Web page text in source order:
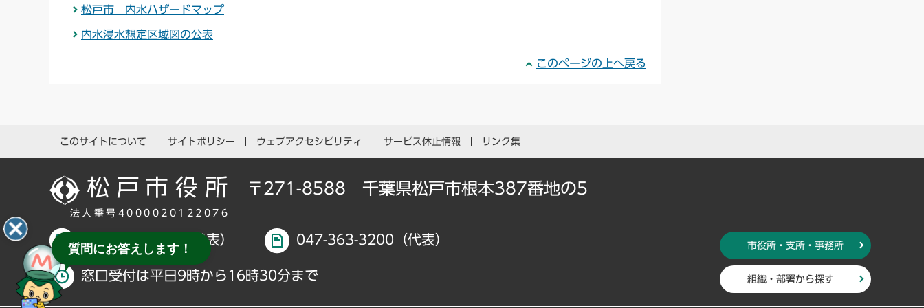
松戸市 内水ハザードマップ
内水浸水想定区域図の公表
このページの上へ戻る
このサイトについて サイトポリシー ウェブアクセシビリティ サービス休止情報 リンク集
法人番号4000020122076
〒271-8588 千葉県松戸市根本387番地の5
047-366-1111（代表） 047-363-3200（代表）
窓口受付は平日9時から16時30分まで
市役所・支所・事務所
組織・部署から探す
質問にお答えします！